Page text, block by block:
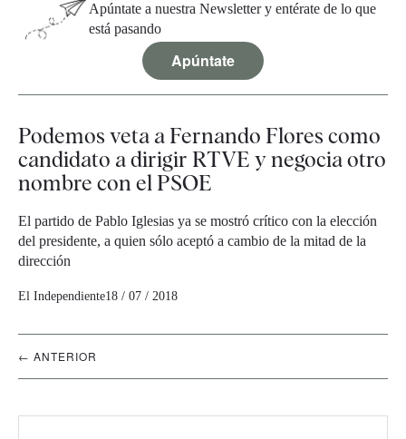
Apúntate a nuestra Newsletter y entérate de lo que
está pasando
Apúntate
Podemos veta a Fernando Flores como
candidato a dirigir RTVE y negocia otro
nombre con el PSOE
El partido de Pablo Iglesias ya se mostró crítico con la elección
del presidente, a quien sólo aceptó a cambio de la mitad de la
dirección
El Independiente18 / 07 / 2018
Navegación
artículos
← ANTERIOR